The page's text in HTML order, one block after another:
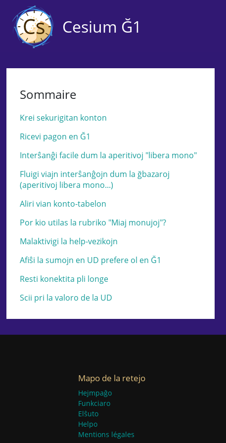
Cesium Ğ1
Sommaire
Krei sekurigitan konton
Ricevi pagon en Ğ1
Interŝanĝi facile dum la aperitivoj "libera mono"
Fluigi viajn interŝanĝojn dum la ğbazaroj
(aperitivoj libera mono...)
Aliri vian konto-tabelon
Por kio utilas la rubriko "Miaj monujoj"?
Malaktivigi la help-vezikojn
Afiŝi la sumojn en UD prefere ol en Ğ1
Resti konektita pli longe
Scii pri la valoro de la UD
Mapo de la retejo
Hejmpaĝo
Funkciaro
Elŝuto
Helpo
Mentions légales